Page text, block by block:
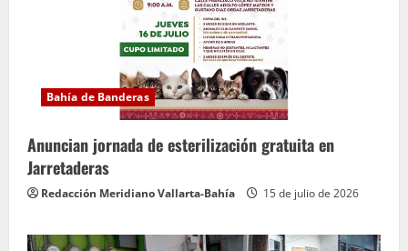
Bahía de Banderas
Anuncian jornada de esterilización gratuita en
Jarretaderas
Redacción Meridiano Vallarta-Bahía 15 de julio de 2026